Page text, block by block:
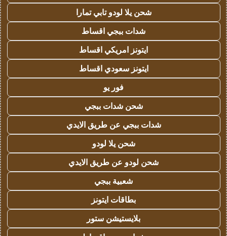
شحن يلا لودو تابي تمارا
شدات ببجي اقساط
ايتونز امريكي اقساط
ايتونز سعودي اقساط
فور يو
شحن شدات ببجي
شدات ببجي عن طريق الايدي
شحن يلا لودو
شحن لودو عن طريق الايدي
شعبية ببجي
بطاقات ايتونز
بلايستيشن ستور